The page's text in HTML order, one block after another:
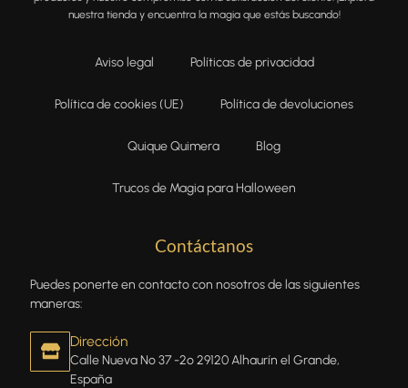
Contáctanos
Puedes ponerte en contacto con nosotros de las siguientes
maneras:
Dirección
Calle Nueva Nº 37 -2º 29120 Alhaurín el Grande,
España
nuestra tienda y encuentra la magia que estás buscando!
Aviso legal Políticas de privacidad
Política de cookies (UE) Política de devoluciones
Quique Quimera Blog
Trucos de Magia para Halloween